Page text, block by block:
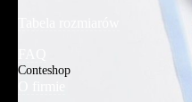
Conteshop